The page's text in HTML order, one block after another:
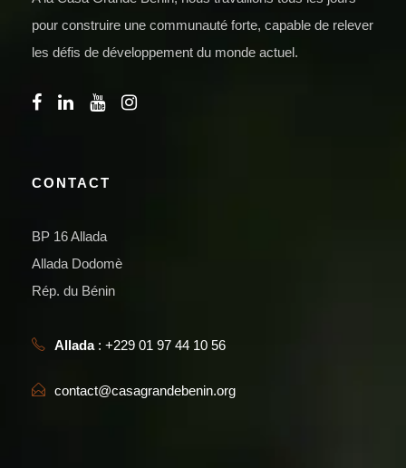
pour construire une communauté forte, capable de relever
les défis de développement du monde actuel.
CONTACT
BP 16 Allada
Allada Dodomè
Rép. du Bénin
Allada: +229 01 97 44 10 56
contact@casagrandebenin.org